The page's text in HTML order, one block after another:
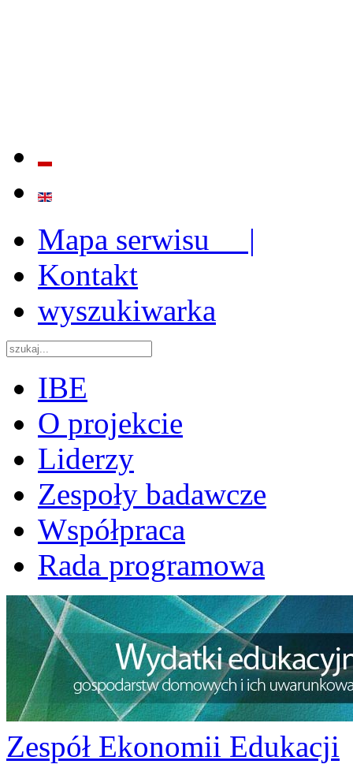
Mapa serwisu |
Kontakt
wyszukiwarka
IBE
O projekcie
Liderzy
Zespoły badawcze
Współpraca
Rada programowa
Zespół Ekonomii Edukacji